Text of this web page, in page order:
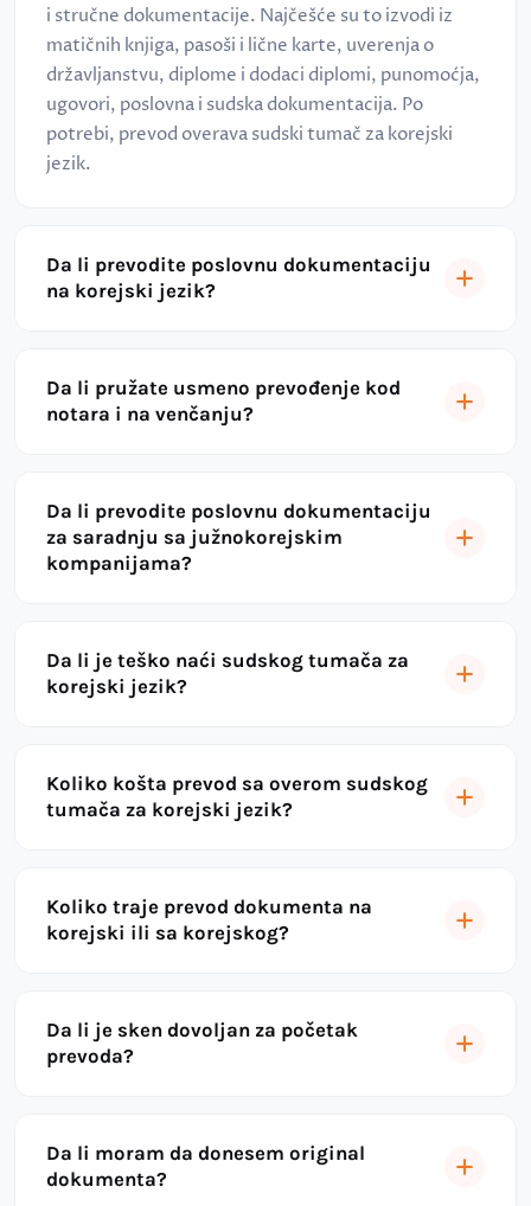
i stručne dokumentacije. Najčešće su to izvodi iz
matičnih knjiga, pasoši i lične karte, uverenja o
državljanstvu, diplome i dodaci diplomi, punomoćja,
ugovori, poslovna i sudska dokumentacija. Po
potrebi, prevod overava sudski tumač za korejski
jezik.
Da li prevodite poslovnu dokumentaciju
na korejski jezik?
Da li pružate usmeno prevođenje kod
notara i na venčanju?
Da li prevodite poslovnu dokumentaciju
za saradnju sa južnokorejskim
kompanijama?
Da li je teško naći sudskog tumača za
korejski jezik?
Koliko košta prevod sa overom sudskog
tumača za korejski jezik?
Koliko traje prevod dokumenta na
korejski ili sa korejskog?
Da li je sken dovoljan za početak
prevoda?
Da li moram da donesem original
dokumenta?